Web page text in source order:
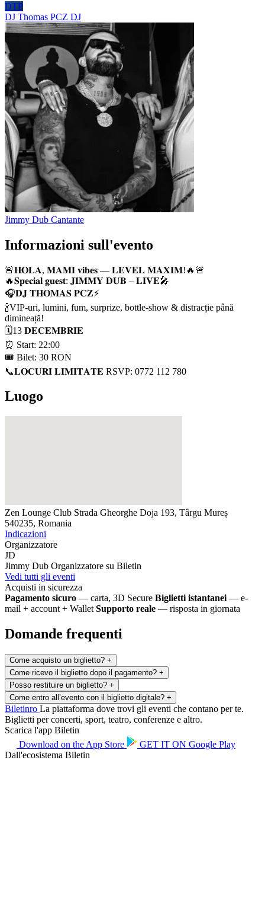
DTP
DJ Thomas PCZ DJ
Jimmy Dub Cantante
Informazioni sull'evento
🚨𝐇𝐎𝐋𝐀, 𝐌𝐀𝐌𝐈 𝐯𝐢𝐛𝐞𝐬 — 𝐋𝐄𝐕𝐄𝐋 𝐌𝐀𝐗𝐈𝐌!🔥🚨
🔥𝐒𝐩𝐞𝐜𝐢𝐚𝐥 𝐠𝐮𝐞𝐬𝐭: 𝐉𝐈𝐌𝐌𝐘 𝐃𝐔𝐁 – 𝐋𝐈𝐕𝐄🎤
🎧𝐃𝐉 𝐓𝐇𝐎𝐌𝐀𝐒 𝐏𝐂𝐙⚡️
🍾VIP-uri, lumini, fum, surprize, bottle-show & distracție până
dimineață!
🗓️13 𝐃𝐄𝐂𝐄𝐌𝐁𝐑𝐈𝐄
⏰ Start: 22:00
🎟️ Bilet: 30 RON
📞𝐋𝐎𝐂𝐔𝐑𝐈 𝐋𝐈𝐌𝐈𝐓𝐀𝐓𝐄 RSVP: 0772 112 780
Luogo
Zen Lounge Club Strada Gheorghe Doja 193, Târgu Mureș
540235, Romania
Indicazioni
Organizzatore
JD
Jimmy Dub Organizzatore su Biletin
Vedi tutti gli eventi
Acquisti in sicurezza
Pagamento sicuro — carta, 3D Secure Biglietti istantanei — e-
mail + account + Wallet Supporto reale — risposta in giornata
Domande frequenti
Come acquisto un biglietto? +
Come ricevo il biglietto dopo il pagamento? +
Posso restituire un biglietto? +
Come entro all’evento con il biglietto digitale? +
Biletinro La piattaforma dove trovi gli eventi che contano per te.
Biglietti per concerti, sport, teatro, conferenze e altro.
Scarica l'app Biletin
Download on the App Store GET IT ON Google Play
Dall'ecosistema Biletin